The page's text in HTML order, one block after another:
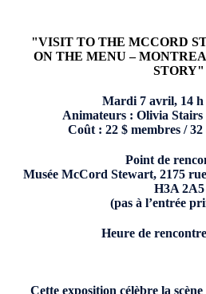
"VISIT TO THE MCCORD
ON THE MENU –
STORY"
Mardi 7 avril, 14 h
Animateurs : Olivia
Coût : 22 $ membres /
Point de
Musée McCord Stewart, 2175
H3A 2A5
(pas à l’entrée
Heure de
Cette exposition célèbre la